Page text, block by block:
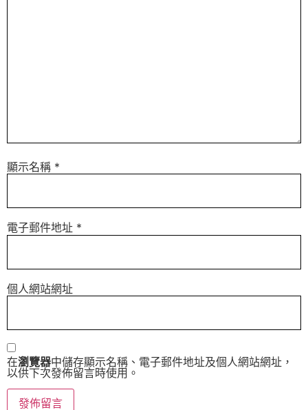
顯示名稱 *
電子郵件地址 *
個人網站網址
在瀏覽器中儲存顯示名稱、電子郵件地址及個人網站網址，
以供下次發佈留言時使用。